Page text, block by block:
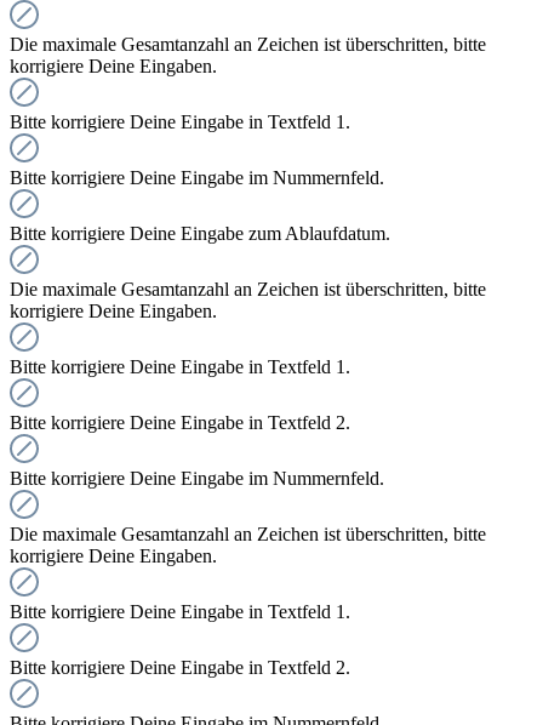
Die maximale Gesamtanzahl an Zeichen ist überschritten, bitte
korrigiere Deine Eingaben.
Bitte korrigiere Deine Eingabe in Textfeld 1.
Bitte korrigiere Deine Eingabe im Nummernfeld.
Bitte korrigiere Deine Eingabe zum Ablaufdatum.
Die maximale Gesamtanzahl an Zeichen ist überschritten, bitte
korrigiere Deine Eingaben.
Bitte korrigiere Deine Eingabe in Textfeld 1.
Bitte korrigiere Deine Eingabe in Textfeld 2.
Bitte korrigiere Deine Eingabe im Nummernfeld.
Die maximale Gesamtanzahl an Zeichen ist überschritten, bitte
korrigiere Deine Eingaben.
Bitte korrigiere Deine Eingabe in Textfeld 1.
Bitte korrigiere Deine Eingabe in Textfeld 2.